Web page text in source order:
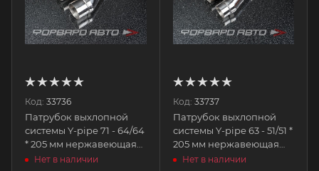
Код: 33736
Патрубок выхлопной
системы Y-pipe 71 - 64/64
* 205 мм нержавеющая
сталь AUTOBAHN88
Нет в наличии
Код: 33737
Патрубок выхлопной
системы Y-pipe 63 - 51/51 *
205 мм нержавеющая
сталь AUTOBAHN88
Нет в наличии